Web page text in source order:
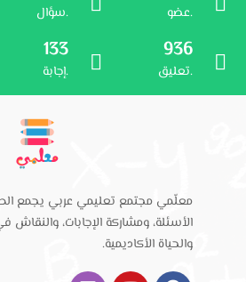
عضو. سؤال.
936
تعليق.
133
إجابة.
معلّمي مجتمع تعليمي عربي يجمع
الأسئلة، ومشاركة الإجابات،
والحياة الأكاديمية.